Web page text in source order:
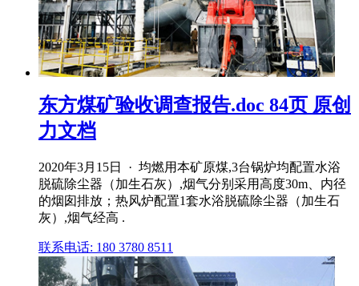
东方煤矿验收调查报告.doc 84页 原创
力文档
2020年3月15日 · 均燃用本矿原煤,3台锅炉均配置水浴
脱硫除尘器（加生石灰）,烟气分别采用高度30m、内径
的烟囱排放；热风炉配置1套水浴脱硫除尘器（加生石
灰）,烟气经高 .
联系电话: 180 3780 8511